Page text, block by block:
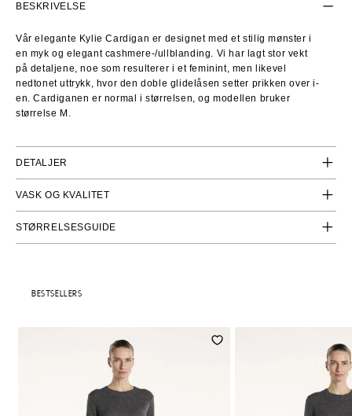
BESKRIVELSE
Vår elegante Kylie Cardigan er designet med et stilig mønster i
en myk og elegant cashmere-/ullblanding. Vi har lagt stor vekt
på detaljene, noe som resulterer i et feminint, men likevel
nedtonet uttrykk, hvor den doble glidelåsen setter prikken over i-
en. Cardiganen er normal i størrelsen, og modellen bruker
størrelse M.
DETALJER
Måler: 3
VASK OG KVALITET
Composition: 10% Cashmere 90% Wool
Wash: To be washed in a washing bag at a wool/silk program -
STØRRELSESGUIDE
BESTSELLERS